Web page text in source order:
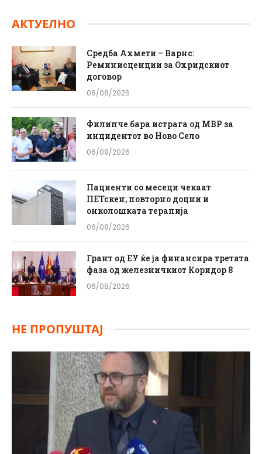
АКТУЕЛНО
Средба Ахмети – Варнс:
Реминисценции за Охридскиот
договор
06/08/2026
Филипче бара истрага од МВР за
инцидентот во Ново Село
06/08/2026
Пациенти со месеци чекаат
ПЕТскен, повторно доцни и
онколошката терапија
06/08/2026
Грант од ЕУ ќе ја финансира третата
фаза од железничкиот Коридор 8
06/08/2026
НЕ ПРОПУШТАЈ